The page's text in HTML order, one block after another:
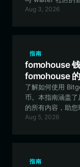
Aug 3, 2026
指南
fomohouse
fomohouse
了解如何使用
币。本指南涵盖
的所有内容，助您
Aug 5, 2026
指南